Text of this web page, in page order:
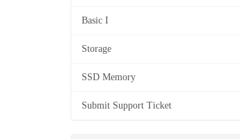
Basic I
Storage
SSD Memory
Submit Support Ticket